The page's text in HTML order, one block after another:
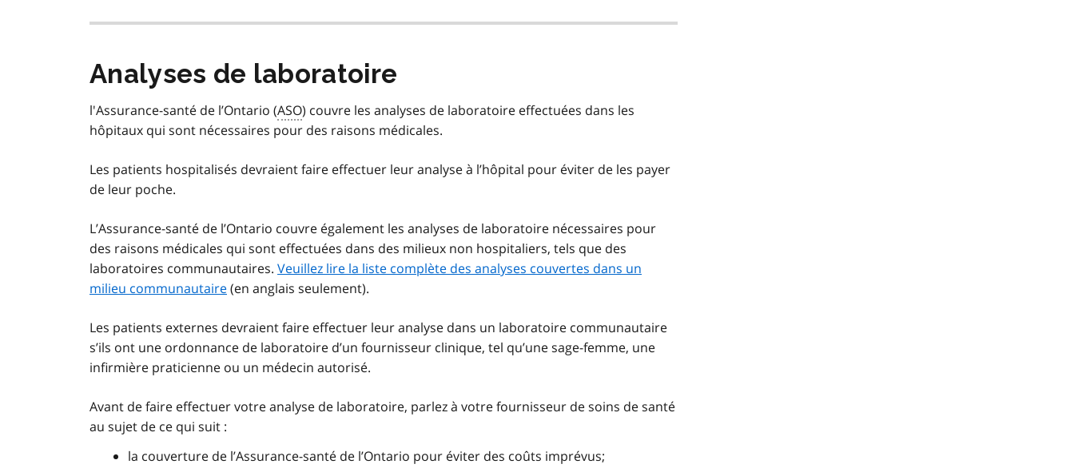
Analyses de laboratoire
l'Assurance-santé de l’Ontario (ASO) couvre les analyses de laboratoire effectuées dans les
hôpitaux qui sont nécessaires pour des raisons médicales.
Les patients hospitalisés devraient faire effectuer leur analyse à l’hôpital pour éviter de les payer
de leur poche.
L’Assurance-santé de l’Ontario couvre également les analyses de laboratoire nécessaires pour
des raisons médicales qui sont effectuées dans des milieux non hospitaliers, tels que des
laboratoires communautaires. Veuillez lire la liste complète des analyses couvertes dans un
milieu communautaire(en anglais seulement).
Les patients externes devraient faire effectuer leur analyse dans un laboratoire communautaire
s’ils ont une ordonnance de laboratoire d’un fournisseur clinique, tel qu’une sage-femme, une
infirmière praticienne ou un médecin autorisé.
Avant de faire effectuer votre analyse de laboratoire, parlez à votre fournisseur de soins de santé
au sujet de ce qui suit :
la couverture de l’Assurance-santé de l’Ontario pour éviter des coûts imprévus;